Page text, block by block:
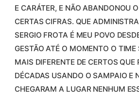
E CARÁTER, E NÃO ABANDONOU
CERTAS CIFRAS. QUE
SERGIO FROTA É MEU POVO
GESTÃO ATÉ O MOMENTO O
MAIS DIFERENTE DE CERTOS QUE
DÉCADAS USANDO O SAMPAIO E
CHEGARAM A LUGAR NENHUM